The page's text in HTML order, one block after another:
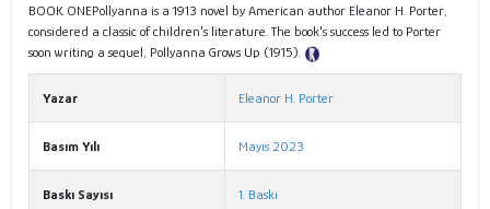
BOOK ONEPollyanna is a 1913 novel by American author Eleanor H. Porter,
considered a classic of children's literature. The book's success led to Porter
soon writing a sequel, Pollyanna Grows Up (1915).
Yazar Eleanor H. Porter
Basım Yılı Mayıs 2023
Baskı Sayısı 1. Baskı